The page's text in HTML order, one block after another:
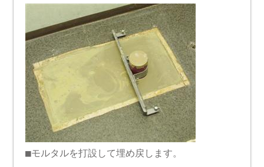
■モルタルを打設して埋め戻します。